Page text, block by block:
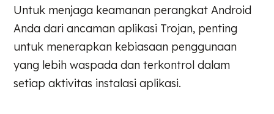
Untuk menjaga keamanan perangkat Android
Anda dari ancaman aplikasi Trojan, penting
untuk menerapkan kebiasaan penggunaan
yang lebih waspada dan terkontrol dalam
setiap aktivitas instalasi aplikasi.